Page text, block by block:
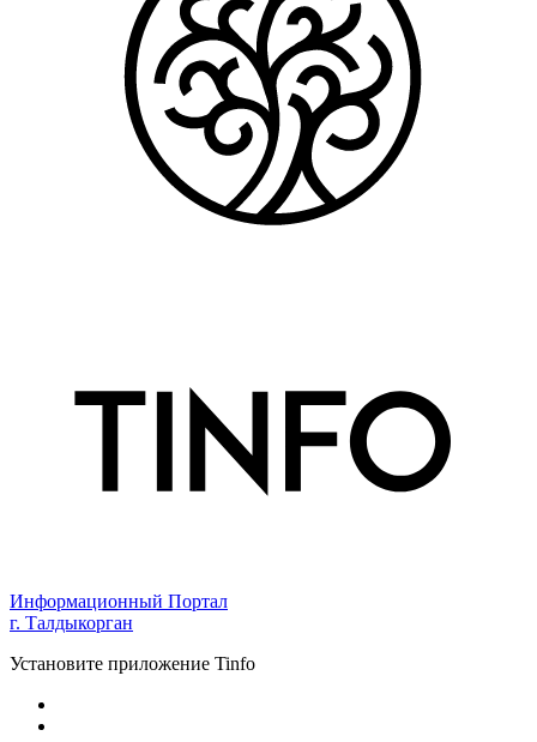
Информационный Портал
г. Талдыкорган
Установите приложение Tinfo